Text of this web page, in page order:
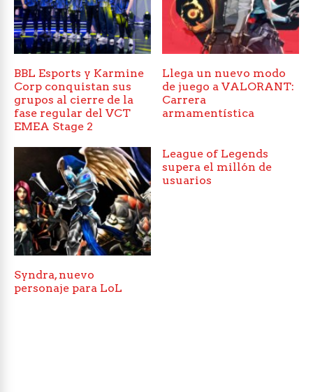
BBL Esports y Karmine
Corp conquistan sus
grupos al cierre de la
fase regular del VCT
EMEA Stage 2
Llega un nuevo modo
de juego a VALORANT:
Carrera
armamentística
Syndra, nuevo
personaje para LoL
League of Legends
supera el millón de
usuarios